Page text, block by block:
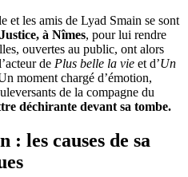
et les amis de Lyad Smain se sont
à Nîmes, pour lui rendre
ouvertes au public, ont alors
de Plus belle la vie et d’Un
moment chargé d’émotion,
de la compagne du
déchirante devant sa tombe.
: les causes de sa